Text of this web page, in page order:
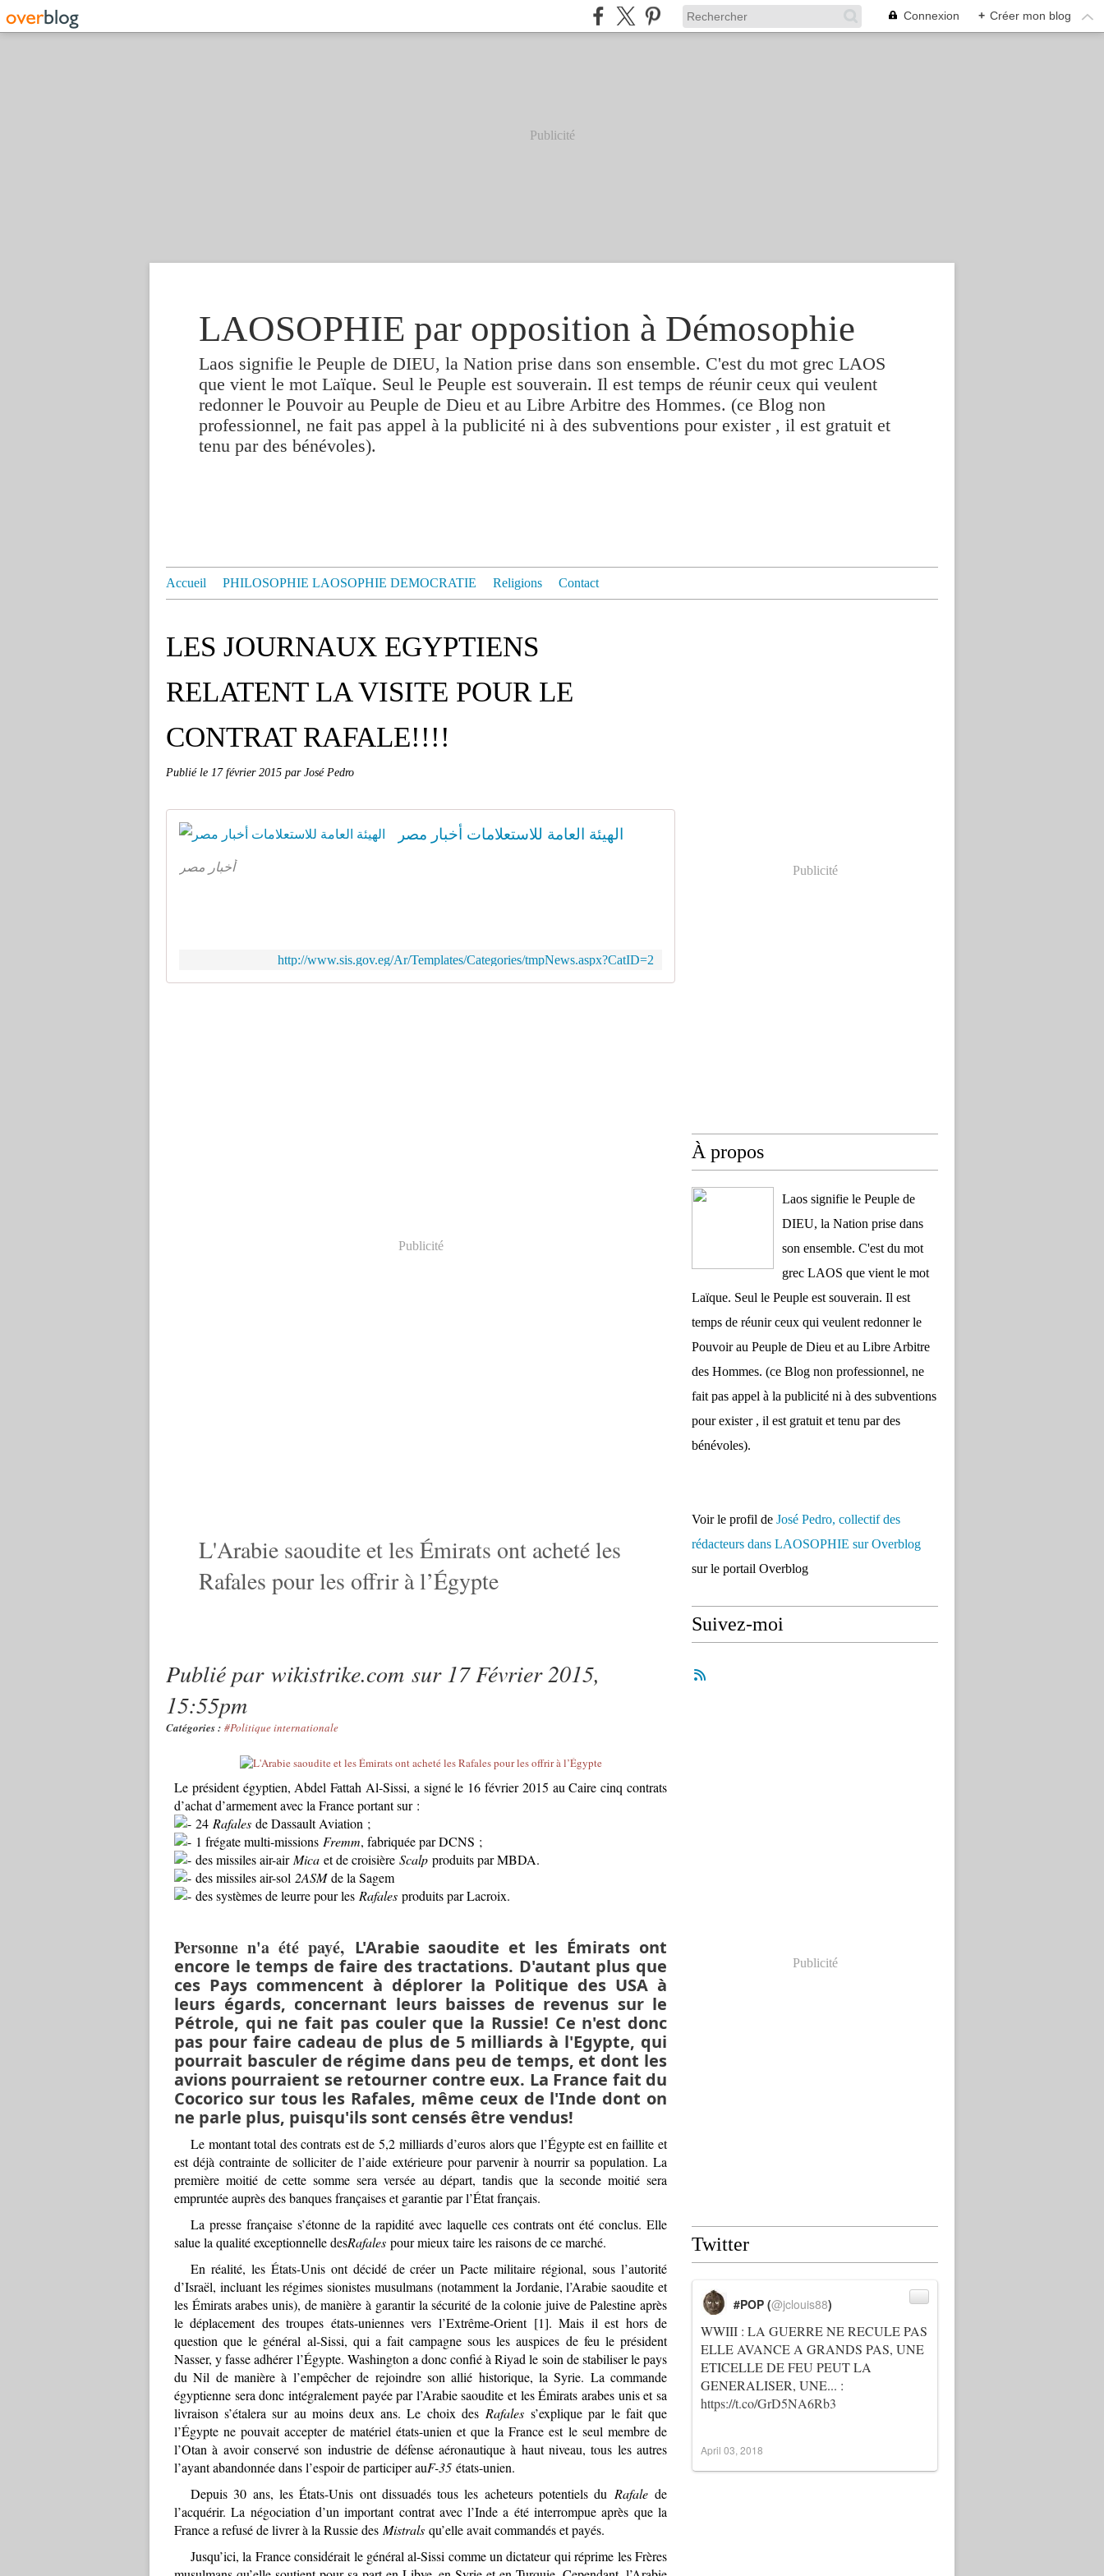
Connexion + Créer mon blog
Publicité
LAOSOPHIE par opposition à Démosophie
Laos signifie le Peuple de DIEU, la Nation prise dans son ensemble. C'est du mot grec LAOS
que vient le mot Laïque. Seul le Peuple est souverain. Il est temps de réunir ceux qui veulent
redonner le Pouvoir au Peuple de Dieu et au Libre Arbitre des Hommes. (ce Blog non
professionnel, ne fait pas appel à la publicité ni à des subventions pour exister , il est gratuit et
tenu par des bénévoles).
Accueil PHILOSOPHIE LAOSOPHIE DEMOCRATIE Religions Contact
LES JOURNAUX EGYPTIENS
RELATENT LA VISITE POUR LE
CONTRAT RAFALE!!!!
Publié le 17 février 2015 par José Pedro
الهيئة العامة للاستعلامات أخبار مصر
أخبار مصر
http://www.sis.gov.eg/Ar/Templates/Categories/tmpNews.aspx?CatID=2
Publicité
L'Arabie saoudite et les Émirats ont acheté les
Rafales pour les offrir à l’Égypte
Publié par wikistrike.com sur 17 Février 2015,
15:55pm
Catégories : #Politique internationale
Le président égyptien, Abdel Fattah Al-Sissi, a signé le 16 février 2015 au Caire cinq contrats
d’achat d’armement avec la France portant sur :
24 Rafales de Dassault Aviation ;
1 frégate multi-missions Fremm, fabriquée par DCNS ;
des missiles air-air Mica et de croisière Scalp produits par MBDA.
des missiles air-sol 2ASMde la Sagem
des systèmes de leurre pour les Rafales produits par Lacroix.
Personne n'a été payé, L'Arabie saoudite et les Émirats ont
encore le temps de faire des tractations. D'autant plus que
ces Pays commencent à déplorer la Politique des USA à
leurs égards, concernant leurs baisses de revenus sur le
Pétrole, qui ne fait pas couler que la Russie! Ce n'est donc
pas pour faire cadeau de plus de 5 milliards à l'Egypte, qui
pourrait basculer de régime dans peu de temps, et dont les
avions pourraient se retourner contre eux. La France fait du
Cocorico sur tous les Rafales, même ceux de l'Inde dont on
ne parle plus, puisqu'ils sont censés être vendus!
Le montant total des contrats est de 5,2 milliards d’euros alors que l’Égypte est en faillite et
est déjà contrainte de solliciter de l’aide extérieure pour parvenir à nourrir sa population. La
première moitié de cette somme sera versée au départ, tandis que la seconde moitié sera
empruntée auprès des banques françaises et garantie par l’État français.
La presse française s’étonne de la rapidité avec laquelle ces contrats ont été conclus. Elle
salue la qualité exceptionnelle desRafales pour mieux taire les raisons de ce marché.
En réalité, les États-Unis ont décidé de créer un Pacte militaire régional, sous l’autorité
d’Israël, incluant les régimes sionistes musulmans (notamment la Jordanie, l’Arabie saoudite et
les Émirats arabes unis), de manière à garantir la sécurité de la colonie juive de Palestine après
le déplacement des troupes états-uniennes vers l’Extrême-Orient [1]. Mais il est hors de
question que le général al-Sissi, qui a fait campagne sous les auspices de feu le président
Nasser, y fasse adhérer l’Égypte. Washington a donc confié à Riyad le soin de stabiliser le pays
du Nil de manière à l’empêcher de rejoindre son allié historique, la Syrie. La commande
égyptienne sera donc intégralement payée par l’Arabie saoudite et les Émirats arabes unis et sa
livraison s’étalera sur au moins deux ans. Le choix des Rafales s’explique par le fait que
l’Égypte ne pouvait accepter de matériel états-unien et que la France est le seul membre de
l’Otan à avoir conservé son industrie de défense aéronautique à haut niveau, tous les autres
l’ayant abandonnée dans l’espoir de participer auF-35 états-unien.
Depuis 30 ans, les États-Unis ont dissuadés tous les acheteurs potentiels du Rafalede
l’acquérir. La négociation d’un important contrat avec l’Inde a été interrompue après que la
France a refusé de livrer à la Russie des Mistrals qu’elle avait commandés et payés.
Jusqu’ici, la France considérait le général al-Sissi comme un dictateur qui réprime les Frères
Publicité
À propos
Laos signifie le Peuple de
DIEU, la Nation prise dans
son ensemble. C'est du mot
grec LAOS que vient le mot
Laïque. Seul le Peuple est souverain. Il est
temps de réunir ceux qui veulent redonner le
Pouvoir au Peuple de Dieu et au Libre Arbitre
des Hommes. (ce Blog non professionnel, ne
fait pas appel à la publicité ni à des subventions
pour exister , il est gratuit et tenu par des
bénévoles).
Voir le profil de José Pedro, collectif des
rédacteurs dans LAOSOPHIE sur Overblog
sur le portail Overblog
Suivez-moi
Publicité
Twitter
WWIII : LA GUERRE NE RECULE PAS
ELLE AVANCE A GRANDS PAS, UNE
ETICELLE DE FEU PEUT LA
GENERALISER, UNE... :
https://t.co/GrD5NA6Rb3
#POP (@jclouis88)
April 03, 2018